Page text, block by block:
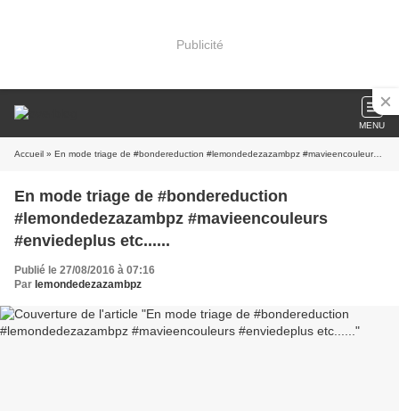
Publicité
MENU
Accueil » En mode triage de #bondereduction #lemondedezazambpz #mavieencouleurs #enviedeplus etc......
En mode triage de #bondereduction
#lemondedezazambpz #mavieencouleurs
#enviedeplus etc......
Publié le 27/08/2016 à 07:16
Par lemondedezazambpz